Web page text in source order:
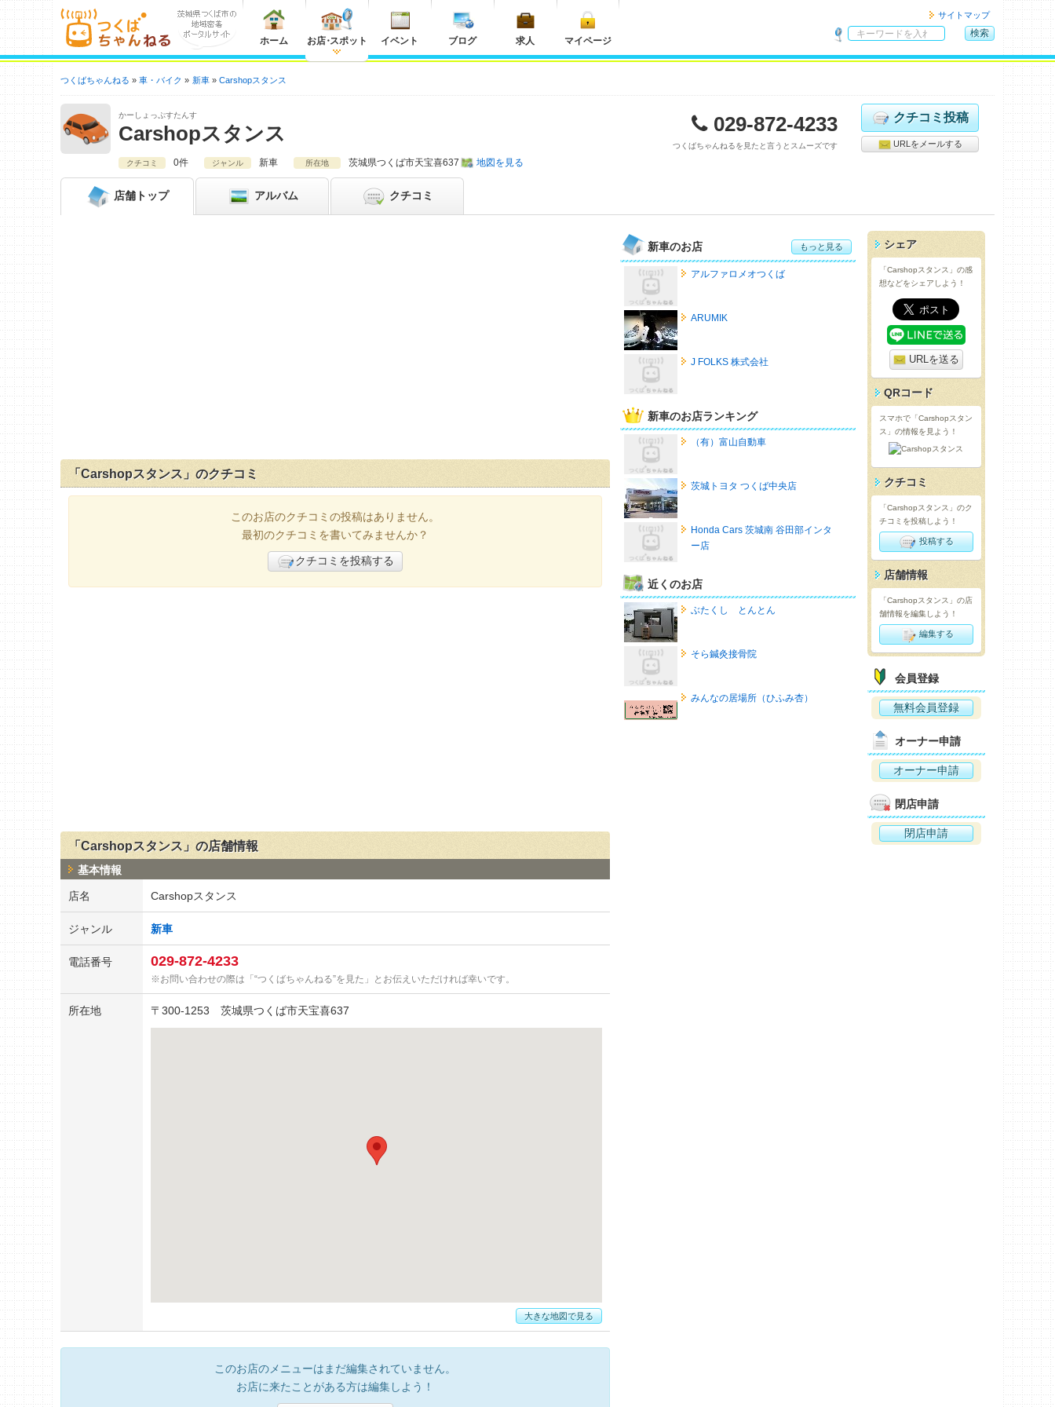
ホーム お店・スポット イベント ブログ 求人 マイページ
サイトマップ
内
索
検索
つくばちゃんねる 車・バイク 新車 Carshopスタンス
かーしょっぷすたんす
Carshopスタンス 029-872-4233
つくばちゃんねるを見たと言うとスムーズです
クチコミ投稿
URLをメールする
クチコミ 0件 ジャンル 新車 所在地 茨城県つくば市天宝喜637 地図を見る
店舗 トップ アルバム クチコミ
「Carshopスタンス」のクチコミ
このお店のクチコミの投稿はありません。
最初のクチコミを書いてみませんか？
クチコミを投稿する
「Carshopスタンス」の店舗情報
基本情報
店名 Carshopスタンス
ジャンル 新車
電話番号 029-872-4233
お問い合わせの際は「“つくばちゃんねる”を見た」とお伝えいただければ幸いです。
所在地 〒 300-1253 茨城県つくば市天宝喜637
大きな地図で見る
このお店のメニューはまだ編集されていません。
お店に来たことがある方は編集しよう！
新車のお店 もっと見る
アルファロメオつくば
ARUMIK
J FOLKS 株式会社
新車のお店ランキング
（有）富山自動車
茨城トヨタ つくば中央店
Honda Cars 茨城南 谷田部インタ
ー店
近くのお店
ぶたくし とんとん
そら鍼灸接骨院
みんなの居場所（ひふみ杏）
シェア
「Carshopスタンス」の感
想などをシェアしよう！
URLを送る
QRコード
スマホで「Carshopスタン
ス」の情報を見よう！
クチコミ
「Carshopスタンス」のク
チコミを投稿しよう！
投稿する
店舗情報
「Carshopスタンス」の店
舗情報を編集しよう！
編集する
会員登録
無料会員登録
オーナー申請
オーナー申請
閉店申請
閉店申請